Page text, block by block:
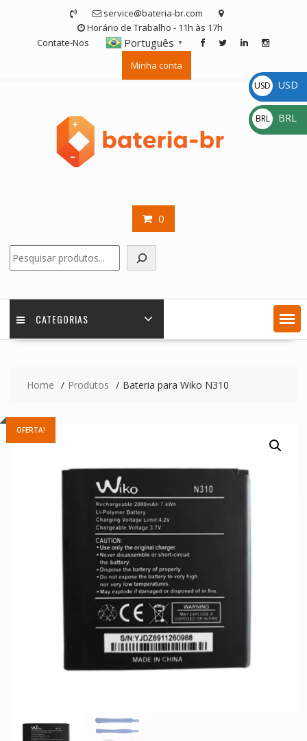
service@bateria-br.com
Horário de Trabalho - 11h às 17h
Contate-Nos
Português ▼
Minha conta
0
CATEGORIAS
Home Produtos Bateria para Wiko N310
OFERTA!
USD
$
USD
BRL
R$
BRL